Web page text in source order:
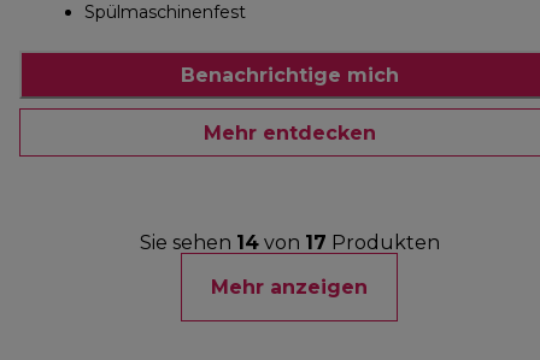
Spülmaschinenfest
Benachrichtige mich
Mehr entdecken
Sie sehen 14von 17 Produkten
Mehr anzeigen